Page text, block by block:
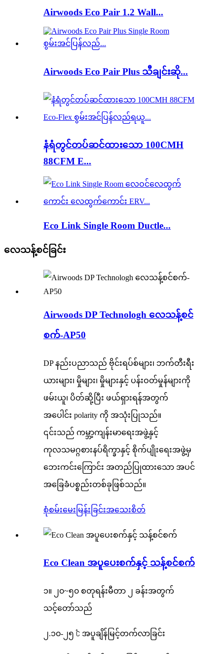
Airwoods Eco Pair 1.2 Wall...
Airwoods Eco Pair Plus သီချင်းဆို...
နံရံတွင်တပ်ဆင်ထားသော 100CMH
88CFM E...
Eco Link Single Room Ductle...
လေသန့်စင်ခြင်း
Airwoods DP Technologh လေသန့်စင်
စက်-AP50
DP နည်းပညာသည် ဗိုင်းရပ်စ်များ၊ ဘက်တီးရီး
ယားများ၊ မှိုများ၊ မှိုများနှင့် ပန်းဝတ်မှုန်များကို
ဖမ်းယူ၊ ပိတ်ဆို့ပြီး ဖယ်ရှားရန်အတွက်
အပေါင်း polarity ကို အသုံးပြုသည်။
၎င်းသည် ကမ္ဘာ့ကျန်းမာရေးအဖွဲ့နှင့်
ကုလသမဂ္ဂစားနပ်ရိက္ခာနှင့် စိုက်ပျိုးရေးအဖွဲ့မှ
ဘေးကင်းကြောင်း အတည်ပြုထားသော အပင်
အခြေခံပစ္စည်းတစ်ခုဖြစ်သည်။
စုံစမ်းမေးမြန်းခြင်းအသေးစိတ်
Eco Clean အပူပေးစက်နှင့် သန့်စင်စက်
၁။ ၂၀~၅၀ စတုရန်းမီတာ ၂ ခန်းအတွက်
သင့်တော်သည်
၂.၁၀-၂၅ ℃ အပူချိန်မြင့်တက်လာခြင်း